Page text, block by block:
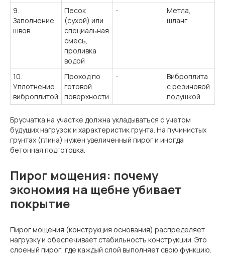
9.
Заполнение
швов
Песок
(сухой) или
специальная
смесь,
проливка
водой
-
Метла,
шланг
10.
Уплотнение
виброплитой
Проход по
готовой
поверхности
-
Виброплита
с резиновой
подушкой
Брусчатка на участке должна укладываться с учетом
будущих нагрузок и характеристик грунта. На пучинистых
грунтах (глина) нужен увеличенный пирог и иногда
бетонная подготовка.
Пирог мощения: почему
экономия на щебне убивает
покрытие
Пирог мощения (конструкция основания) распределяет
нагрузку и обеспечивает стабильность конструкции. Это
слоеный пирог, где каждый слой выполняет свою функцию.